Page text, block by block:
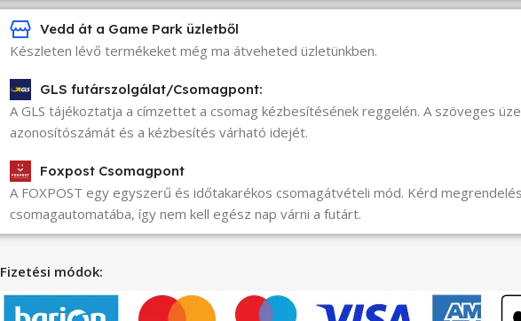
Vedd át a Game Park üzletből
Készleten lévő termékeket még ma átveheted üzletünkben.
GLS futárszolgálat/Csomagpont:
A GLS tájékoztatja a címzettet a csomag kézbesítésének reggelén. A szöveges
azonosítószámát és a kézbesítés várható idejét.
Foxpost Csomagpont
A FOXPOST egy egyszerű és időtakarékos csomagátvételi mód. Kérd
csomagautomatába, így nem kell egész nap várni a futárt.
Fizetési módok: